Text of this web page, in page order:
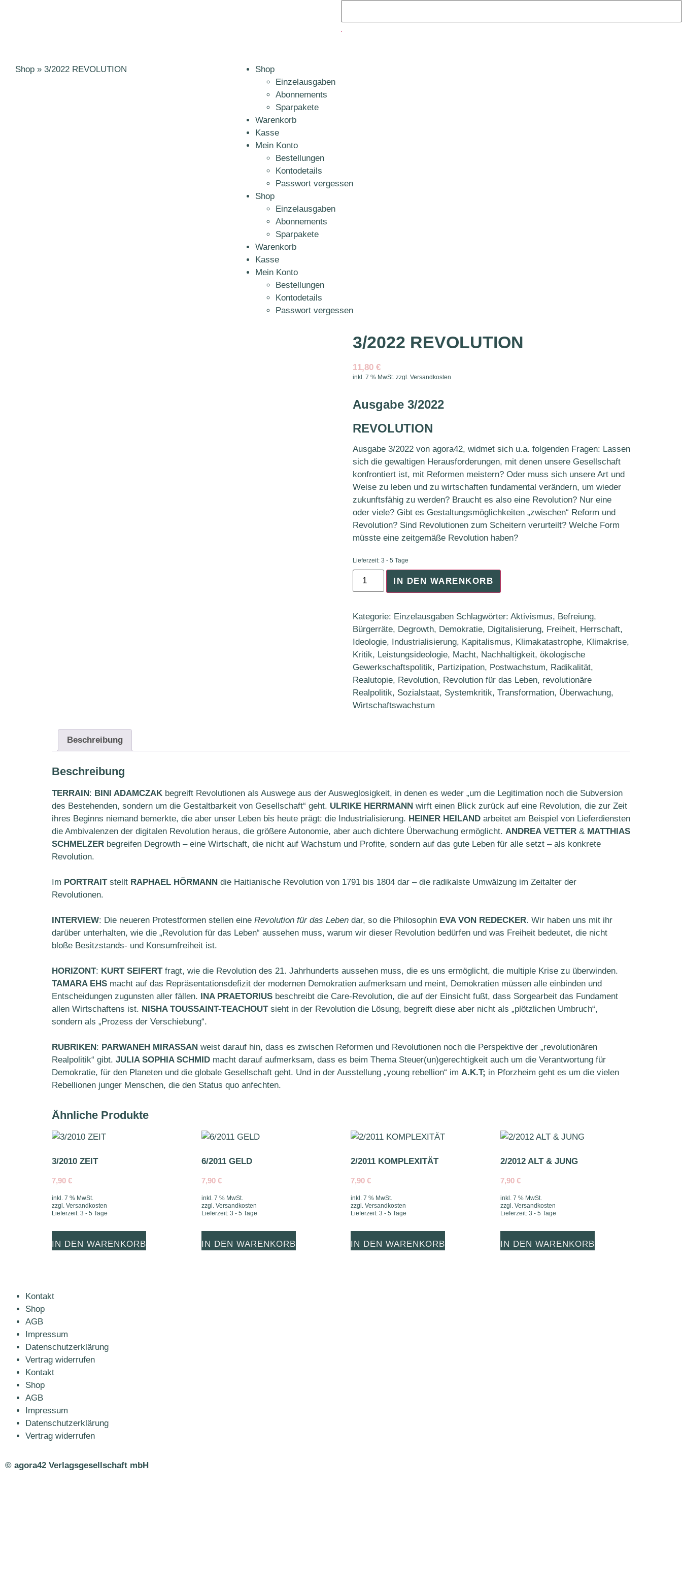
Shop » 3/2022 REVOLUTION
Shop
Einzelausgaben
Abonnements
Sparpakete
Warenkorb
Kasse
Mein Konto
Bestellungen
Kontodetails
Passwort vergessen
Shop
Einzelausgaben
Abonnements
Sparpakete
Warenkorb
Kasse
Mein Konto
Bestellungen
Kontodetails
Passwort vergessen
3/2022 REVOLUTION
11,80 €
inkl. 7 % MwSt. zzgl. Versandkosten
Ausgabe 3/2022
REVOLUTION
Ausgabe 3/2022 von agora42, widmet sich u.a. folgenden Fragen: Lassen
sich die gewaltigen Herausforderungen, mit denen unsere Gesellschaft
konfrontiert ist, mit Reformen meistern? Oder muss sich unsere Art und
Weise zu leben und zu wirtschaften fundamental verändern, um wieder
zukunftsfähig zu werden? Braucht es also eine Revolution? Nur eine
oder viele? Gibt es Gestaltungsmöglichkeiten „zwischen“ Reform und
Revolution? Sind Revolutionen zum Scheitern verurteilt? Welche Form
müsste eine zeitgemäße Revolution haben?
Lieferzeit: 3 - 5 Tage
IN DEN WARENKORB
Kategorie: Einzelausgaben Schlagwörter: Aktivismus, Befreiung,
Bürgerräte, Degrowth, Demokratie, Digitalisierung, Freiheit, Herrschaft,
Ideologie, Industrialisierung, Kapitalismus, Klimakatastrophe, Klimakrise,
Kritik, Leistungsideologie, Macht, Nachhaltigkeit, ökologische
Gewerkschaftspolitik, Partizipation, Postwachstum, Radikalität,
Realutopie, Revolution, Revolution für das Leben, revolutionäre
Realpolitik, Sozialstaat, Systemkritik, Transformation, Überwachung,
Wirtschaftswachstum
Beschreibung
Beschreibung
TERRAIN : BINI ADAMCZAK begreift Revolutionen als Auswege aus der Ausweglosigkeit, in denen es weder „um die Legitimation noch die Subversion
des Bestehenden, sondern um die Gestaltbarkeit von Gesellschaft“ geht. ULRIKE HERRMANN wirft einen Blick zurück auf eine Revolution, die zur Zeit
ihres Beginns niemand bemerkte, die aber unser Leben bis heute prägt: die Industrialisierung. HEINER HEILAND arbeitet am Beispiel von Lieferdiensten
die Ambivalenzen der digitalen Revolution heraus, die größere Autonomie, aber auch dichtere Überwachung ermöglicht. ANDREA VETTER & MATTHIAS
SCHMELZER begreifen Degrowth – eine Wirtschaft, die nicht auf Wachstum und Profite, sondern auf das gute Leben für alle setzt – als konkrete
Revolution.
Im PORTRAITstellt RAPHAEL HÖRMANN die Haitianische Revolution von 1791 bis 1804 dar – die radikalste Umwälzung im Zeitalter der
Revolutionen.
INTERVIEW: Die neueren Protestformen stellen eine Revolution für das Leben dar, so die Philosophin EVA VON REDECKER. Wir haben uns mit ihr
darüber unterhalten, wie die „Revolution für das Leben“ aussehen muss, warum wir dieser Revolution bedürfen und was Freiheit bedeutet, die nicht
bloße Besitzstands- und Konsumfreiheit ist.
HORIZONT: KURT SEIFERTfragt, wie die Revolution des 21. Jahrhunderts aussehen muss, die es uns ermöglicht, die multiple Krise zu überwinden.
TAMARA EHS macht auf das Repräsentationsdefizit der modernen Demokratien aufmerksam und meint, Demokratien müssen alle einbinden und
Entscheidungen zugunsten aller fällen.
INA PRAETORIUS beschreibt die Care-Revolution, die auf der Einsicht fußt, dass Sorgearbeit das Fundament
allen Wirtschaftens ist. NISHA TOUSSAINT-TEACHOUTsieht in der Revolution die Lösung, begreift diese aber nicht als „plötzlichen Umbruch“,
sondern als „Prozess der Verschiebung“.
RUBRIKEN : PARWANEH MIRASSAN weist darauf hin, dass es zwischen Reformen und Revolutionen noch die Perspektive der „revolutionären
Realpolitik“ gibt. JULIA SOPHIA SCHMID macht darauf aufmerksam, dass es beim Thema Steuer(un)gerechtigkeit auch um die Verantwortung für
Demokratie, für den Planeten und die globale Gesellschaft geht. Und in der Ausstellung „young rebellion“ im A.K.T; in Pforzheim geht es um die vielen
Rebellionen junger Menschen, die den Status quo anfechten.
Ähnliche Produkte
3/2010 ZEIT
7,90 €
inkl. 7 % MwSt.
zzgl. Versandkosten
Lieferzeit: 3 - 5 Tage
IN DEN WARENKORB
6/2011 GELD
7,90 €
inkl. 7 % MwSt.
zzgl. Versandkosten
Lieferzeit: 3 - 5 Tage
IN DEN WARENKORB
2/2011 KOMPLEXITÄT
7,90€
inkl. 7 % MwSt.
zzgl.Versandkosten
Lieferzeit:3 - 5 Tage
IN DEN WARENKORB
2/2012 ALT & JUNG
7,90€
inkl. 7 % MwSt.
zzgl.Versandkosten
Lieferzeit:3 - 5 Tage
IN DEN WARENKORB
Kontakt
Shop
AGB
Impressum
Datenschutzerklärung
Vertrag widerrufen
Kontakt
Shop
AGB
Impressum
Datenschutzerklärung
Vertrag widerrufen
© agora42 Verlagsgesellschaft mbH